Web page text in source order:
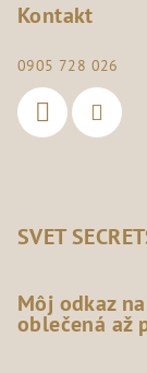
Kontakt
0905 728 026
SVET
Môj odkaz
oblečená až